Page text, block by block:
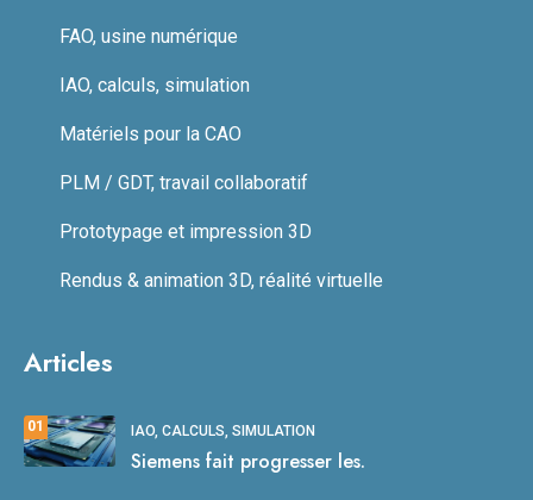
FAO, usine numérique
IAO, calculs, simulation
Matériels pour la CAO
PLM / GDT, travail collaboratif
Prototypage et impression 3D
Rendus & animation 3D, réalité virtuelle
Articles
01 IAO, CALCULS, SIMULATION
Siemens fait progresser les.